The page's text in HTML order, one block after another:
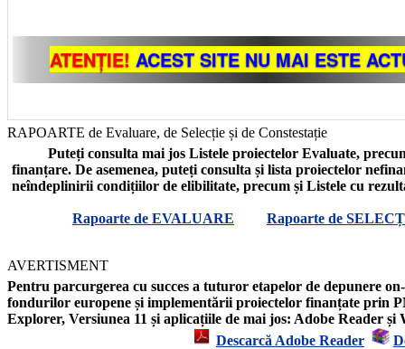
RAPOARTE de Evaluare, de Selecție și de Constestație
Puteți consulta mai jos Listele proiectelor Evaluate,
finanțare. De asemenea, puteți consulta și lista proiectelor
neîndeplinirii condițiilor de elibilitate, precum și Listele cu
Rapoarte de EVALUARE Rapoarte de
AVERTISMENT
Pentru parcurgerea cu succes a tuturor etapelor de depunere
fondurilor europene și implementării proiectelor finanțate prin
Explorer, Versiunea 11 și aplicațiile de mai jos: Adobe Reader și
Descarcă Adobe Reader